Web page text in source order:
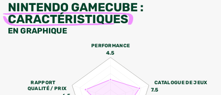
NINTENDO GAMECUBE :
CARACTÉRISTIQUES
EN GRAPHIQUE
PERFORMANCE
4.5
CATALOGUE DE JEUX
7.5
RAPPORT
QUALITÉ / PRIX